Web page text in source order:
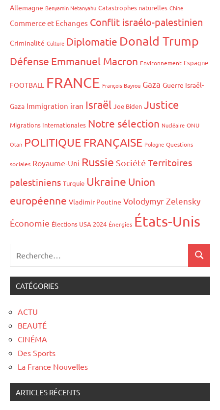
Allemagne Benyamin Netanyahu Catastrophes naturelles Chine
Commerce et Echanges Conflit israélo-palestinien
Criminalité Culture Diplomatie Donald Trump
Défense Emmanuel Macron Environnement Espagne
FOOTBALL FRANCE François Bayrou Gaza Guerre Israël-
Gaza Immigration iran Israël Joe Biden Justice
Migrations Internationales Notre sélection Nucléaire ONU
Otan POLITIQUE FRANÇAISE Pologne Questions
sociales Royaume-Uni Russie Société Territoires
palestiniens Turquie Ukraine Union
européenne Vladimir Poutine Volodymyr Zelensky
Économie Élections USA 2024 Énergies États-Unis
CATÉGORIES
ACTU
BEAUTÉ
CINÉMA
Des Sports
La France Nouvelles
ARTICLES RÉCENTS